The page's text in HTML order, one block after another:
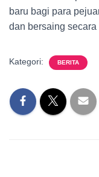
baru bagi para
dan bersaing secara
Kategori: BERITA